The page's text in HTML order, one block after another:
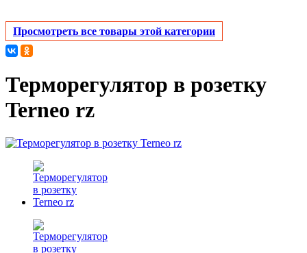
Просмотреть все товары этой категории
Терморегулятор в розетку
Terneo rz